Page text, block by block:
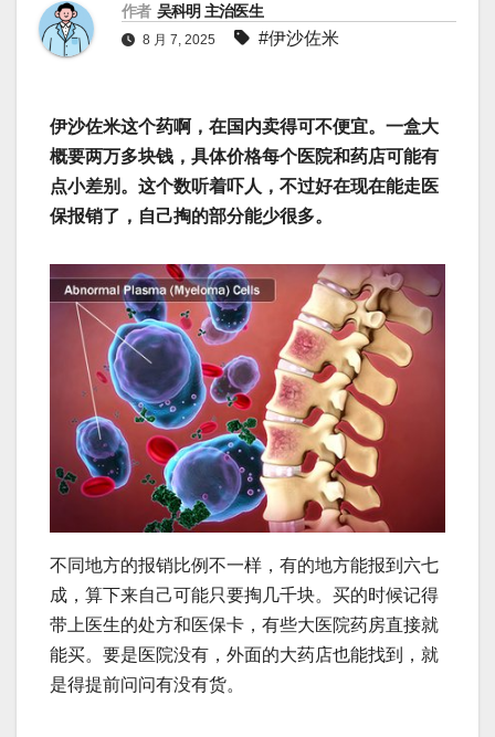
作者 吴科明 主治医生
8 月 7, 2025 #伊沙佐米
伊沙佐米这个药啊，在国内卖得可不便宜。一盒大
概要两万多块钱，具体价格每个医院和药店可能有
点小差别。这个数听着吓人，不过好在现在能走医
保报销了，自己掏的部分能少很多。
不同地方的报销比例不一样，有的地方能报到六七
成，算下来自己可能只要掏几千块。买的时候记得
带上医生的处方和医保卡，有些大医院药房直接就
能买。要是医院没有，外面的大药店也能找到，就
是得提前问问有没有货。